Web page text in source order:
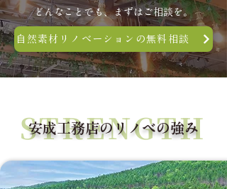
どんなことでも、まずはご相談を。
自然素材リノベーションの無料相談
STRENGTH
安成工務店のリノベの強み